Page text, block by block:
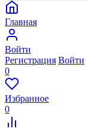
Главная
Войти
Регистрация Войти
0
Избранное
0